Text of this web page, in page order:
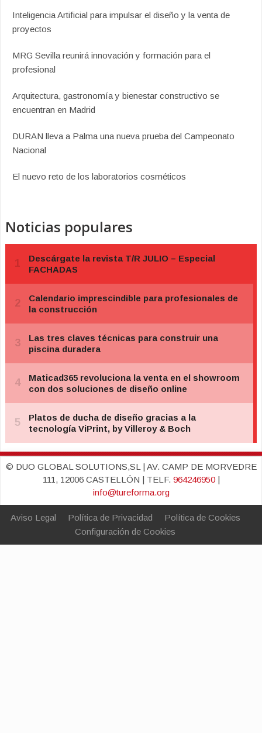
Inteligencia Artificial para impulsar el diseño y la venta de
proyectos
MRG Sevilla reunirá innovación y formación para el
profesional
Arquitectura, gastronomía y bienestar constructivo se
encuentran en Madrid
DURAN lleva a Palma una nueva prueba del Campeonato
Nacional
El nuevo reto de los laboratorios cosméticos
Noticias populares
© DUO GLOBAL SOLUTIONS,SL | AV. CAMP DE MORVEDRE
111, 12006 CASTELLÓN | TELF. 964246950|
info@tureforma.org
Aviso Legal Política de Privacidad
Política de Cookies
Configuración de Cookies